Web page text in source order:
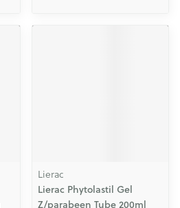
Lierac
Lierac Phytolastil Gel
Z/parabeen Tube 200ml